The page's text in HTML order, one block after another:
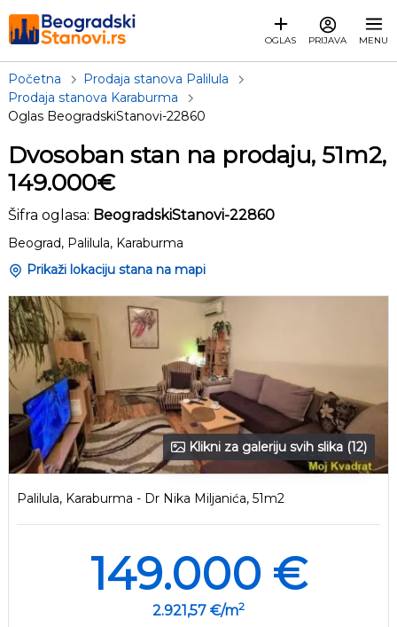
OGLAS PRIJAVA MENU
Početna
Prodaja stanova Palilula
Prodaja stanova Karaburma
Oglas BeogradskiStanovi-22860
Dvosoban stan na prodaju, 51m2,
149.000€
Šifra oglasa: BeogradskiStanovi-22860
Beograd, Palilula, Karaburma
Prikaži lokaciju stana na mapi
Klikni za galeriju svih slika (12)
Palilula, Karaburma - Dr Nika Miljanića, 51m2
149.000 €
2.921,57 €/m2